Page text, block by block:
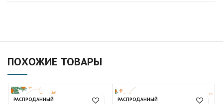
ПОХОЖИЕ ТОВАРЫ
РАСПРОДАННЫЙ РАСПРОДАННЫЙ